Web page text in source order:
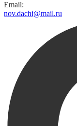
Email:
nov.dachi@mail.ru